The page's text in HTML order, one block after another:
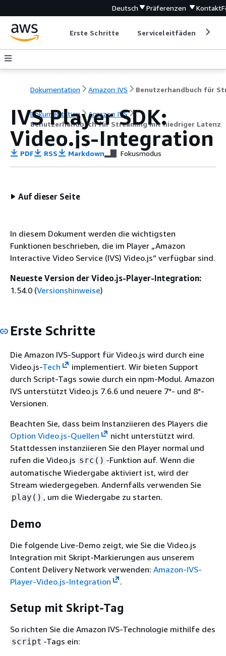
Deutsch Präferenzen Kontakt
Erste Schritte Serviceleitfäden
Dokumentation Amazon IVS
Dokumentation
Amazon IVS
Benutzerhandbuch für Streaming mit niedriger Latenz
IVS Player SDK:
Video.js-Integration
PDF RSS Markdown Fokusmodus
Auf dieser Seite
In diesem Dokument werden die wichtigsten
Funktionen beschrieben, die im Player „Amazon
Interactive Video Service (IVS) Video.js“ verfügbar sind.
Neueste Version der Video.js-Player-Integration:
1.54.0 (Versionshinweise)
Erste Schritte
Die Amazon IVS-Support für Video.js wird durch eine
Video.js-Tech
implementiert. Wir bieten Support
durch Script-Tags sowie durch ein npm-Modul. Amazon
IVS unterstützt Video.js 7.6.6 und neuere 7*- und 8*-
Versionen.
Beachten Sie, dass beim Instanziieren des Players die
Option Video.js-Quellen
nicht unterstützt wird.
Stattdessen instanziieren Sie den Player normal und
rufen die Video.js src() -Funktion auf. Wenn die
automatische Wiedergabe aktiviert ist, wird der
Stream wiedergegeben. Andernfalls verwenden Sie
play() , um die Wiedergabe zu starten.
Demo
Die folgende Live-Demo zeigt, wie Sie die Video.js
Integration mit Skript-Markierungen aus unserem
Content Delivery Network verwenden: Amazon-IVS-
Player-Video.js-Integration
.
Setup mit Skript-Tag
So richten Sie die Amazon IVS-Technologie mithilfe des
script -Tags ein: